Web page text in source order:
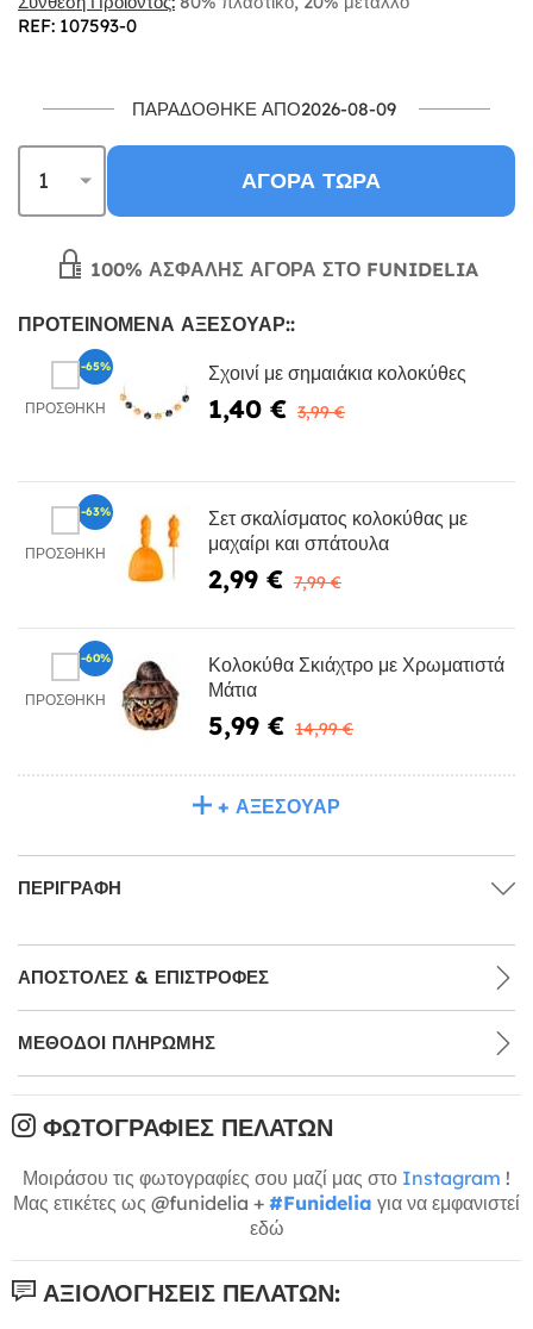
REF: 107593-0
ΠΑΡΑΔΌΘΗΚΕ ΑΠΌ2026-08-09
ΑΓΟΡΆ ΤΏΡΑ
100% ΑΣΦΑΛΉΣ ΑΓΟΡΆ ΣΤΟ FUNIDELIA
ΠΡΟΤΕΙΝΌΜΕΝΑ ΑΞΕΣΟΥΆΡ::
ΠΡΟΣΘΉΚΗ
Σχοινί με σημαιάκια κολοκύθες
1,40 € 3,99 €
-65%
ΠΡΟΣΘΉΚΗ
Σετ σκαλίσματος κολοκύθας με
μαχαίρι και σπάτουλα
2,99 € 7,99 €
-63%
ΠΡΟΣΘΉΚΗ
Κολοκύθα Σκιάχτρο με Χρωματιστά
Μάτια
5,99 € 14,99 €
-60%
+ ΑΞΕΣΟΥΆΡ
ΠΕΡΙΓΡΑΦΉ
ΑΠΟΣΤΟΛΈΣ & ΕΠΙΣΤΡΟΦΈΣ
ΜΕΘΌΔΟΙ ΠΛΗΡΩΜΉΣ
ΦΩΤΟΓΡΑΦΊΕΣ ΠΕΛΑΤΏΝ
Μοιράσου τις φωτογραφίες σου μαζί μας στο Instagram !
Μας ετικέτες ως @funidelia + #Funidelia για να εμφανιστεί
εδώ
ΑΞΙΟΛΟΓΉΣΕΙΣ ΠΕΛΑΤΏΝ: